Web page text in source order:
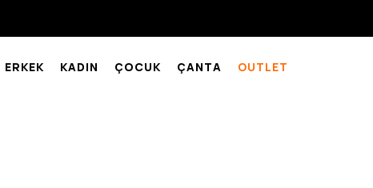
ERKEK KADIN ÇOCUK ÇANTA OUTLET